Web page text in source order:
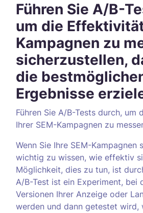
Führen Sie A/B-
um die
Kampagnen zu
sicherzustellen,
die
Ergebnisse
Führen Sie A/B-Tests durch, um
Ihrer SEM-Kampagnen zu
Wenn Sie Ihre SEM-Kampagnen
wichtig zu wissen, wie effektiv
Möglichkeit, dies zu tun, ist
A/B-Test ist ein Experiment, bei
Versionen Ihrer Anzeige oder
werden und dann getestet wird,